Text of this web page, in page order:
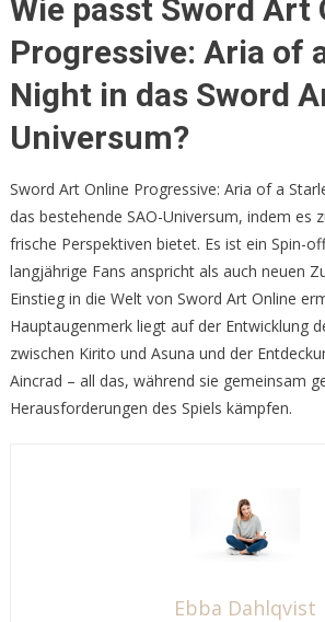
Wie passt Sword Art
Progressive: Aria of
Night in das Sword
Universum?
Sword Art Online Progressive: Aria of a
das bestehende SAO-Universum, indem es
frische Perspektiven bietet. Es ist ein Spin-
langjährige Fans anspricht als auch neuen
Einstieg in die Welt von Sword Art Online
Hauptaugenmerk liegt auf der Entwicklung
zwischen Kirito und Asuna und der
Aincrad – all das, während sie gemeinsam
Herausforderungen des Spiels kämpfen.
Ebba Dahlqvist